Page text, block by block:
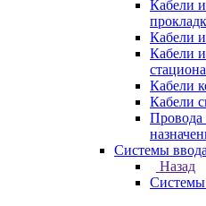
Кабели
Кабели
Кабели
Кабели
Кабели
Провода
Системы
Назад
Системы